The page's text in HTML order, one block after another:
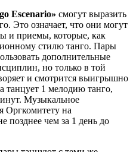
Escenario» смогут выразить
Это означает, что они могут
и приемы, которые, как
стилю танго. Пары
дополнительные
но только в той
и смотрится выигрышно
танцует 1 мелодию танго,
Музыкальное
Оргкомитету на
позднее чем за 1 день до